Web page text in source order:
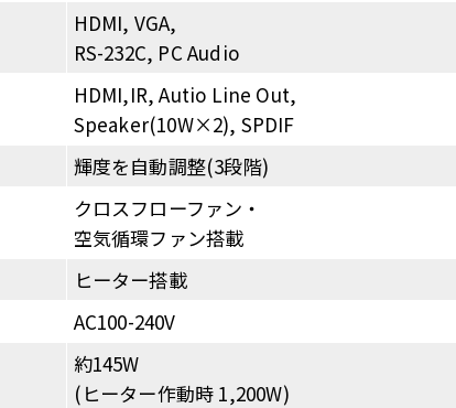
HDMI, VGA,
RS-232C, PC Audio
HDMI,IR, Autio Line Out,
Speaker(10W×2), SPDIF
輝度を自動調整(3段階)
クロスフローファン・
空気循環ファン搭載
ヒーター搭載
AC100-240V
約145W
(ヒーター作動時 1,200W)